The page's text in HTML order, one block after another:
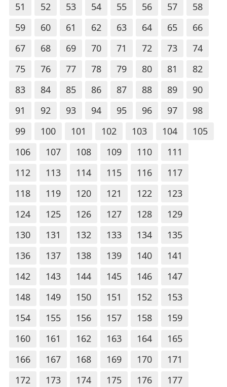
51
52 53 54 55 56 57
58
59
60 61 62 63 64 65
66
67
68 69 70 71 72 73
74
75
76 77 78 79 80 81
82
83
84 85 86 87 88 89
90
91
92 93 94 95 96 97
98
99
100 101 102 103 104
105
106
107 108 109 110
111
112
113 114 115 116
117
118
119 120 121 122
123
124
125 126 127 128
129
130
131 132 133 134
135
136
137 138 139 140
141
142
143 144 145 146
147
148
149 150 151 152
153
154
155 156 157 158
159
160
161 162 163 164
165
166
167 168 169 170
171
172
173 174 175 176
177